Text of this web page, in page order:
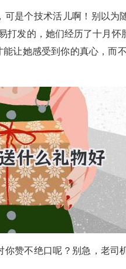
是个技术活儿啊！别以为
打发的，她们经历了十月怀
让她感受到你的真心，而
赞不绝口呢？别急，老司